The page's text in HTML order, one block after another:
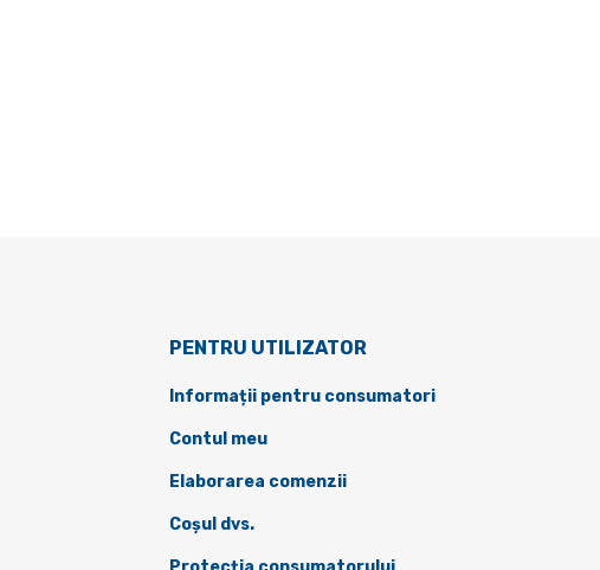
PENTRU UTILIZATOR
Informații pentru consumatori
Contul meu
Elaborarea comenzii
Coșul dvs.